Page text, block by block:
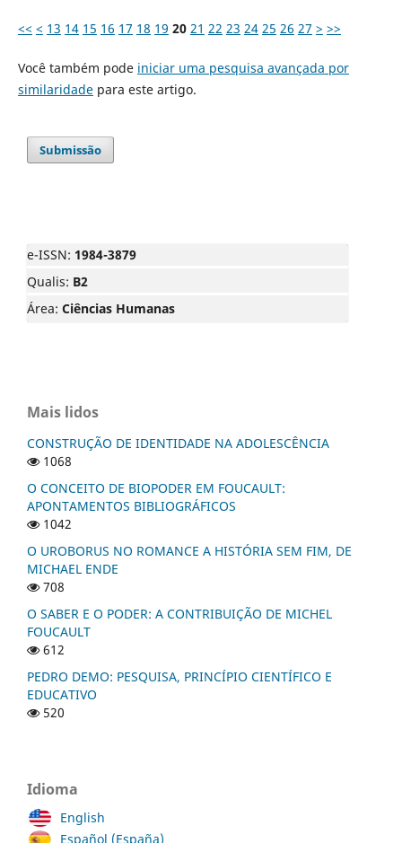
<< < 13 14 15 16 17 18 19 20 21 22 23 24 25 26 27 > >>
Você também pode iniciar uma pesquisa avançada por
similaridadepara este artigo.
Submissão
e-ISSN: 1984-3879
Qualis: B2
Área: Ciências Humanas
Mais lidos
CONSTRUÇÃO DE IDENTIDADE NA ADOLESCÊNCIA
1068
O CONCEITO DE BIOPODER EM FOUCAULT:
APONTAMENTOS BIBLIOGRÁFICOS
1042
O UROBORUS NO ROMANCE A HISTÓRIA SEM FIM, DE
MICHAEL ENDE
708
O SABER E O PODER: A CONTRIBUIÇÃO DE MICHEL
FOUCAULT
612
PEDRO DEMO: PESQUISA, PRINCÍPIO CIENTÍFICO E
EDUCATIVO
520
Idioma
English
Español (España)